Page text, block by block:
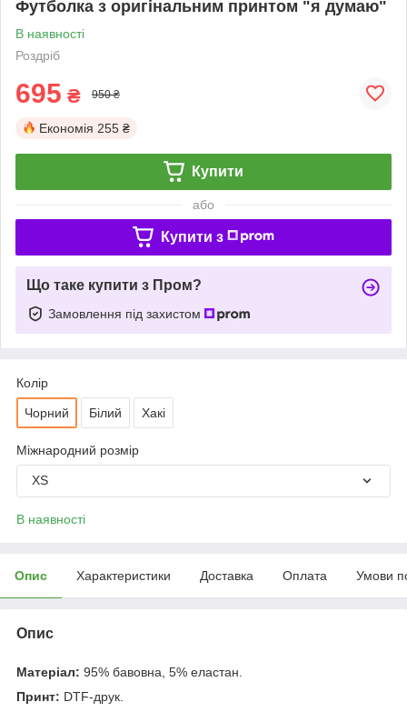
Футболка з оригінальним принтом "я думаю"
В наявності
Роздріб
695 ₴ 950 ₴
Економія 255 ₴
Купити
або
Купити з
Що таке купити з Пром?
Замовлення під захистом
Колір
Чорний Білий Хакі
Міжнародний розмір
XS
В наявності
Опис Характеристики Доставка Оплата Умови
Опис
Матеріал: 95% бавовна, 5% еластан.
Принт: DTF-друк.